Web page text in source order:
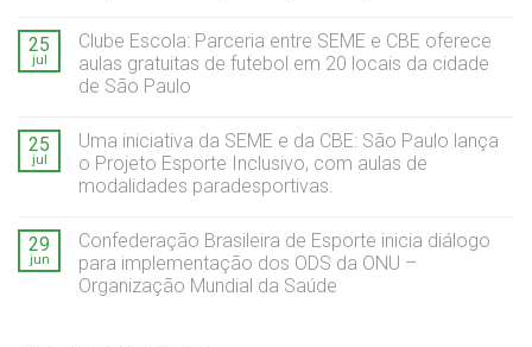
25
jul
Clube Escola: Parceria entre SEME e CBE oferece
aulas gratuitas de futebol em 20 locais da cidade
de São Paulo
25
jul
Uma iniciativa da SEME e da CBE: São Paulo lança
o Projeto Esporte Inclusivo, com aulas de
modalidades paradesportivas.
29
jun
Confederação Brasileira de Esporte inicia diálogo
para implementação dos ODS da ONU –
Organização Mundial da Saúde